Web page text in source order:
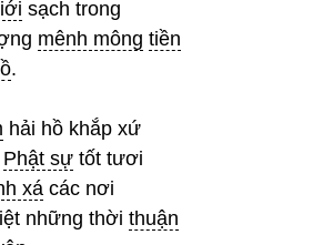
sạch trong
mênh mông tiền
.
hải hồ khắp xứ
Phật sự tốt tươi
xácác nơi
những thời thuận